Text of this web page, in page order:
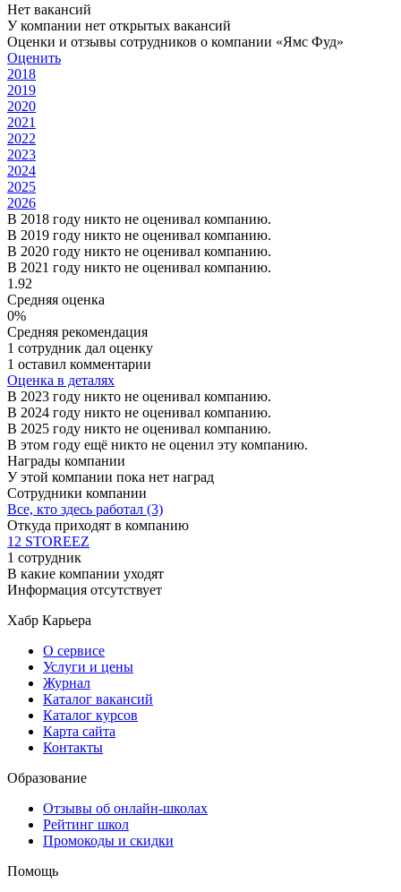
Нет вакансий
У компании нет открытых вакансий
Оценки и отзывы сотрудников о компании «Ямс Фуд»
Оценить
2018
2019
2020
2021
2022
2023
2024
2025
2026
В 2018 году никто не оценивал компанию.
В 2019 году никто не оценивал компанию.
В 2020 году никто не оценивал компанию.
В 2021 году никто не оценивал компанию.
1.92
Средняя оценка
0%
Средняя рекомендация
1 сотрудник дал оценку
1 оставил комментарии
Оценка в деталях
В 2023 году никто не оценивал компанию.
В 2024 году никто не оценивал компанию.
В 2025 году никто не оценивал компанию.
В этом году ещё никто не оценил эту компанию.
Награды компании
У этой компании пока нет наград
Сотрудники компании
Все, кто здесь работал (3)
Откуда приходят в компанию
12 STOREEZ
1 сотрудник
В какие компании уходят
Информация отсутствует
Хабр Карьера
О сервисе
Услуги и цены
Журнал
Каталог вакансий
Каталог курсов
Карта сайта
Контакты
Образование
Отзывы об онлайн-школах
Рейтинг школ
Промокоды и скидки
Помощь